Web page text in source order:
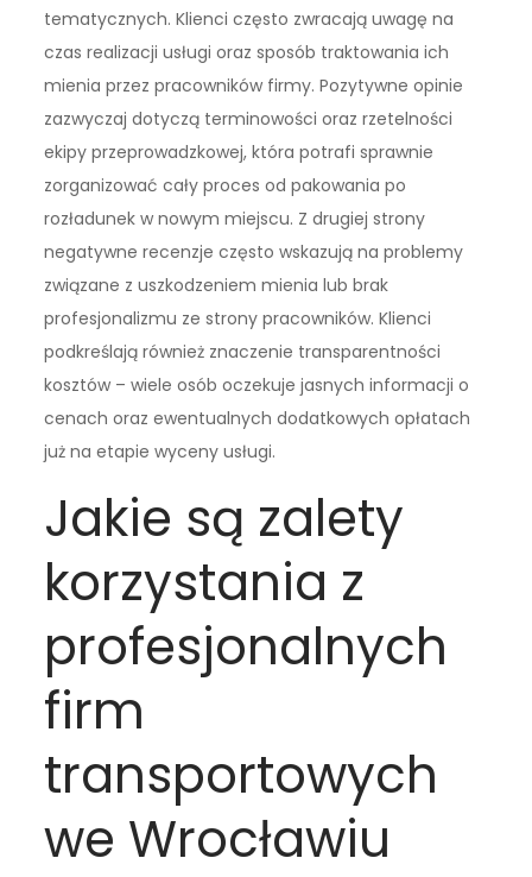
tematycznych. Klienci często zwracają uwagę na
czas realizacji usługi oraz sposób traktowania ich
mienia przez pracowników firmy. Pozytywne opinie
zazwyczaj dotyczą terminowości oraz rzetelności
ekipy przeprowadzkowej, która potrafi sprawnie
zorganizować cały proces od pakowania po
rozładunek w nowym miejscu. Z drugiej strony
negatywne recenzje często wskazują na problemy
związane z uszkodzeniem mienia lub brak
profesjonalizmu ze strony pracowników. Klienci
podkreślają również znaczenie transparentności
kosztów – wiele osób oczekuje jasnych informacji o
cenach oraz ewentualnych dodatkowych opłatach
już na etapie wyceny usługi.
Jakie są zalety
korzystania z
profesjonalnych
firm
transportowych
we Wrocławiu